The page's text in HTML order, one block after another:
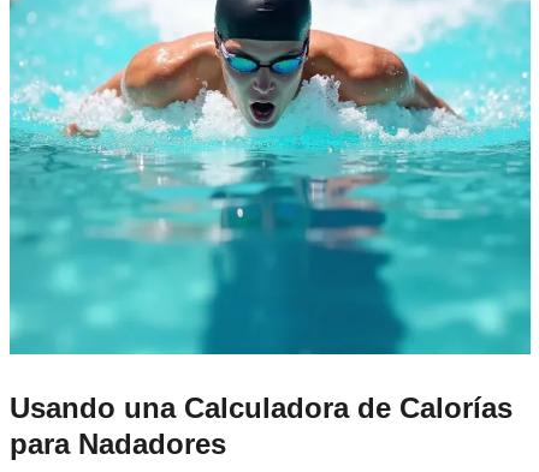
Usando una Calculadora de Calorías
para Nadadores